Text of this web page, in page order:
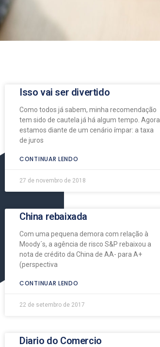
Isso vai ser divertido
Como todos já sabem, minha recomendação
tem sido de cautela já há algum tempo. Agora
estamos diante de um cenário ímpar: a taxa
de juros
CONTINUAR LENDO
27 de novembro de 2018
China rebaixada
Com uma pequena demora com relação à
Moody´s, a agência de risco S&P rebaixou a
nota de crédito da China de AA- para A+
(perspectiva
CONTINUAR LENDO
22 de setembro de 2017
Diario do Comercio